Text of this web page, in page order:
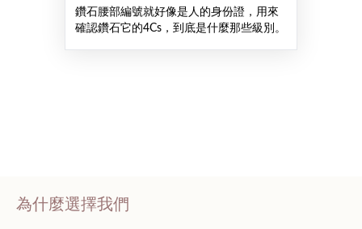
鑽石腰部編號就好像是人的身份證，用來
確認鑽石它的4Cs，到底是什麼那些級別。
為什麼選擇我們